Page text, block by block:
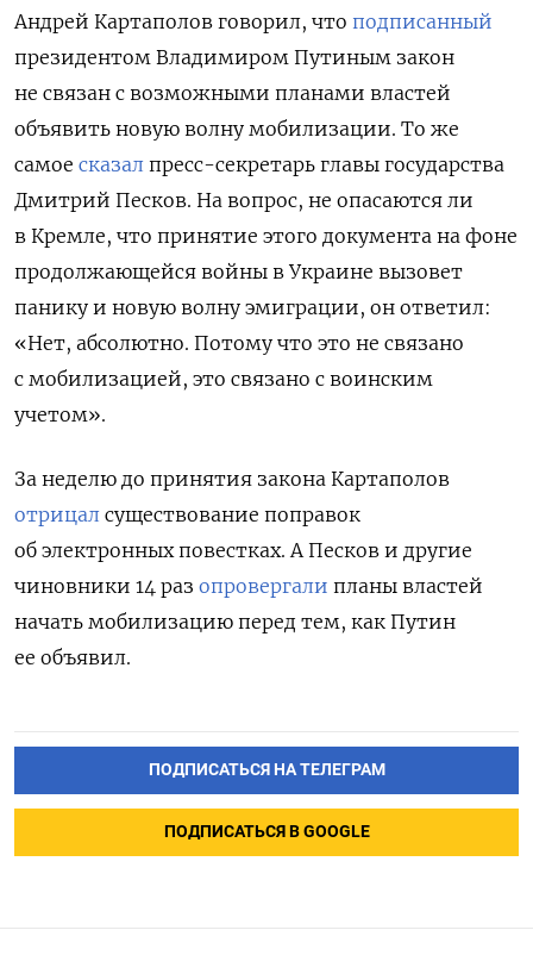
Андрей Картаполов говорил, что подписанный
президентом Владимиром Путиным закон
не связан с возможными планами властей
объявить новую волну мобилизации. То же
самое сказал пресс-секретарь главы государства
Дмитрий Песков. На вопрос, не опасаются ли
в Кремле, что принятие этого документа на фоне
продолжающейся войны в Украине вызовет
панику и новую волну эмиграции, он ответил:
«Нет, абсолютно. Потому что это не связано
с мобилизацией, это связано с воинским
учетом».
За неделю до принятия закона Картаполов
отрицал существование поправок
об электронных повестках. А Песков и другие
чиновники 14 раз опровергали планы властей
начать мобилизацию перед тем, как Путин
ее объявил.
ПОДПИСАТЬСЯ НА ТЕЛЕГРАМ
ПОДПИСАТЬСЯ В GOOGLE